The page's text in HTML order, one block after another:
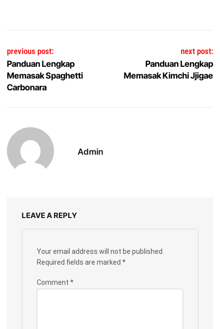
Post navigation
previous post:
Panduan Lengkap
Memasak Spaghetti
Carbonara
next post:
Panduan Lengkap
Memasak Kimchi Jjigae
Admin
LEAVE A REPLY
Your email address will not be published.
Required fields are marked *
Comment *